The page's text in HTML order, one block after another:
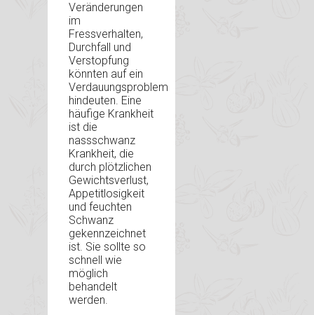
Veränderungen
im
Fressverhalten,
Durchfall und
Verstopfung
könnten auf ein
Verdauungsproblem
hindeuten. Eine
häufige Krankheit
ist die
nassschwanz
Krankheit, die
durch plötzlichen
Gewichtsverlust,
Appetitlosigkeit
und feuchten
Schwanz
gekennzeichnet
ist. Sie sollte so
schnell wie
möglich
behandelt
werden.